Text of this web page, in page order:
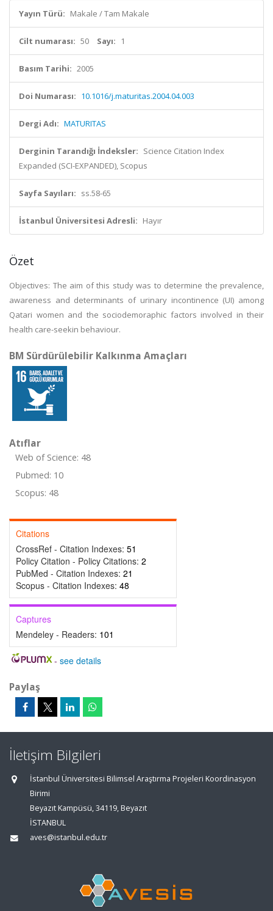
Yayın Türü: Makale / Tam Makale
Cilt numarası: 50 Sayı: 1
Basım Tarihi: 2005
Doi Numarası: 10.1016/j.maturitas.2004.04.003
Dergi Adı: MATURITAS
Derginin Tarandığı İndeksler: Science Citation Index
Expanded (SCI-EXPANDED), Scopus
Sayfa Sayıları: ss.58-65
İstanbul Üniversitesi Adresli: Hayır
Özet
Objectives: The aim of this study was to determine the prevalence,
awareness and determinants of urinary incontinence (UI) among
Qatari women and the sociodemoraphic factors involved in their
health care-seekin behaviour.
BM Sürdürülebilir Kalkınma Amaçları
Atıflar
Web of Science: 48
Pubmed: 10
Scopus: 48
Citations
CrossRef - Citation Indexes: 51
Policy Citation - Policy Citations: 2
PubMed - Citation Indexes: 21
Scopus - Citation Indexes: 48
Captures
Mendeley - Readers: 101
- see details
Paylaş
İletişim Bilgileri
İstanbul Üniversitesi Bilimsel Araştırma Projeleri Koordinasyon
Birimi
Beyazıt Kampüsü, 34119, Beyazıt
İSTANBUL
aves@istanbul.edu.tr